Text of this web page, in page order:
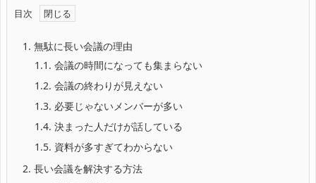
目次
1. 無駄に長い会議の理由
1.1. 会議の時間になっても集まらない
1.2. 会議の終わりが見えない
1.3. 必要じゃないメンバーが多い
1.4. 決まった人だけが話している
1.5. 資料が多すぎてわからない
2. 長い会議を解決する方法